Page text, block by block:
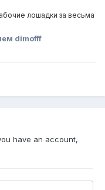
лошадки за весьма
dimofff
have an account,